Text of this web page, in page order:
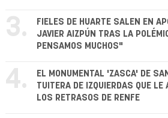
3.
FIELES DE HUARTE SALEN EN
JAVIER AIZPÚN TRAS LA
PENSAMOS MUCHOS"
4.
EL MONUMENTAL 'ZASCA' DE
TUITERA DE IZQUIERDAS QUE LE
LOS RETRASOS DE RENFE